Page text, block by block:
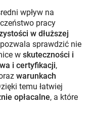
wpływ na
pracy
w dłuższej
pozwala sprawdzić nie
w skuteczności i
i certyfikacji,
warunkach
temu łatwiej
opłacalne, a które